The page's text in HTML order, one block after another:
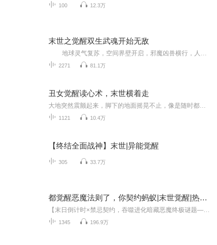
100 12.3万
末世之觉醒双生武魂开始无敌
2271 81.1万
丑女觉醒读心术，末世横着走
1121 10.4万
【终结全面战神】末世|异能觉醒
305 33.7万
都觉醒恶魔法则了，你契约蚂蚁|末世觉醒|热血爽文
1345 196.9万